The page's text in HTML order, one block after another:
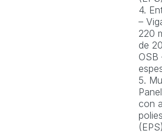
4.
–
220
de
OSB
5.
con